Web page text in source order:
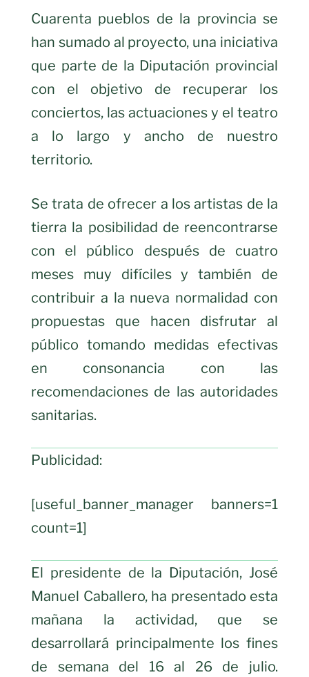
Cuarenta pueblos de la provincia se
han sumado al proyecto, una iniciativa
que parte de la Diputación provincial
con el objetivo de recuperar los
conciertos, las actuaciones y el teatro
a lo largo y ancho de nuestro
territorio.
Se trata de ofrecer a los artistas de la
tierra la posibilidad de reencontrarse
con el público después de cuatro
meses muy difíciles y también de
contribuir a la nueva normalidad con
propuestas que hacen disfrutar al
público tomando medidas efectivas
en consonancia con las
recomendaciones de las autoridades
sanitarias.
Publicidad:
[useful_banner_manager banners=1
count=1]
El presidente de la Diputación, José
Manuel Caballero, ha presentado esta
mañana la actividad, que se
desarrollará principalmente los fines
de semana del 16 al 26 de julio.